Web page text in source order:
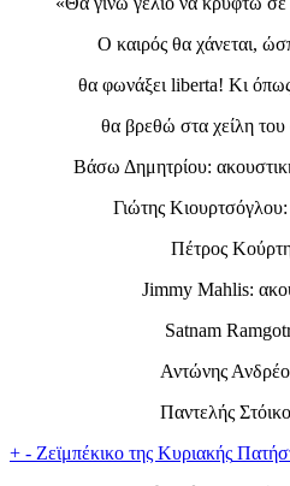
Ο καιρός θα χάνεται,
θα φωνάξει liberta! Kι όπως
θα βρεθώ στα χείλη του
Βάσω Δημητρίου:
Γιώτης
Πέτρος
Jimmy Mahlis:
Satnam
Αντώνης
Παντελής
+ - Ζεϊμπέκικο της Κυριακής